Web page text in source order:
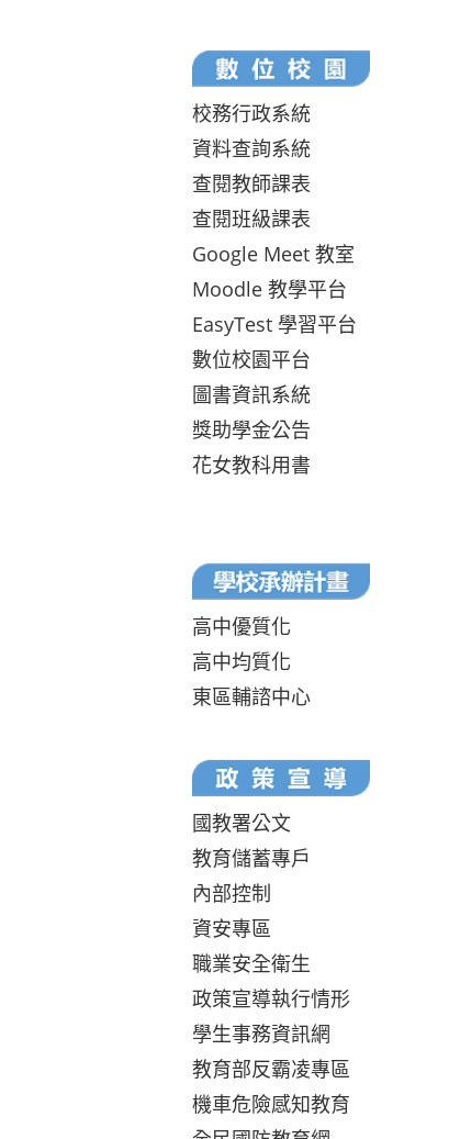
校務行政系統
資料查詢系統
查閱教師課表
查閱班級課表
Google Meet 教室
Moodle 教學平台
EasyTest 學習平台
數位校園平台
圖書資訊系統
獎助學金公告
花女教科用書
高中優質化
高中均質化
東區輔諮中心
國教署公文
教育儲蓄專戶
內部控制
資安專區
職業安全衛生
政策宣導執行情形
學生事務資訊網
教育部反霸凌專區
機車危險感知教育